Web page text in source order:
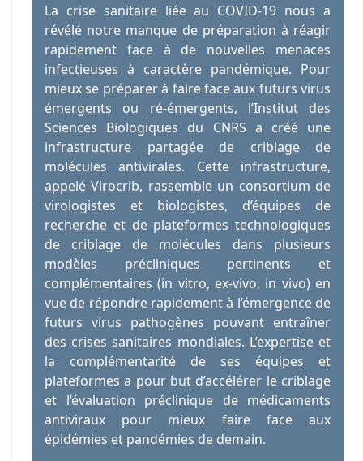
La crise sanitaire liée au COVID-19 nous a
révélé notre manque de préparation à réagir
rapidement face à de nouvelles menaces
infectieuses à caractère pandémique. Pour
mieux se préparer à faire face aux futurs virus
émergents ou ré-émergents, l’Institut des
Sciences Biologiques du CNRS a créé une
infrastructure partagée de criblage de
molécules antivirales. Cette infrastructure,
appelé Virocrib, rassemble un consortium de
virologistes et biologistes, d’équipes de
recherche et de plateformes technologiques
de criblage de molécules dans plusieurs
modèles précliniques pertinents et
complémentaires (in vitro, ex-vivo, in vivo) en
vue de répondre rapidement à l’émergence de
futurs virus pathogènes pouvant entraîner
des crises sanitaires mondiales. L’expertise et
la complémentarité de ses équipes et
plateformes a pour but d’accélérer le criblage
et l’évaluation préclinique de médicaments
antiviraux pour mieux faire face aux
épidémies et pandémies de demain.